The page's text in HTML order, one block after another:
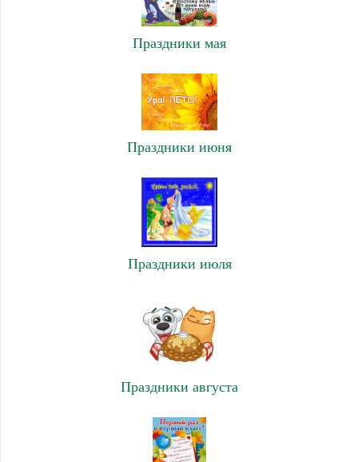
Праздники мая
Праздники июня
Праздники июля
Праздники августа